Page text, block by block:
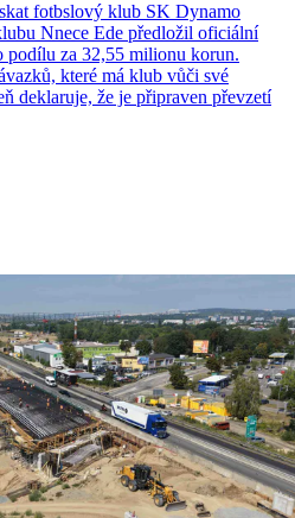
fotbslový klub SK Dynamo
Nnece Ede předložil oficiální
podílu za 32,55 milionu korun.
které má klub vůči své
deklaruje, že je připraven převzetí